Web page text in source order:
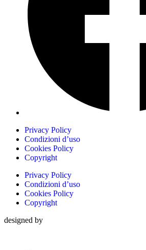
Privacy Policy
Condizioni d’uso
Cookies Policy
Copyright
Privacy Policy
Condizioni d’uso
Cookies Policy
Copyright
designed by